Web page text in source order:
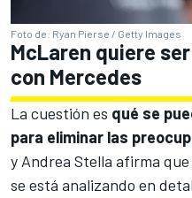
Foto de: Ryan Pierse / Getty Images
McLaren quiere
con Mercedes
La cuestión es qué se
para eliminar las
y Andrea Stella afirma
se está analizando en